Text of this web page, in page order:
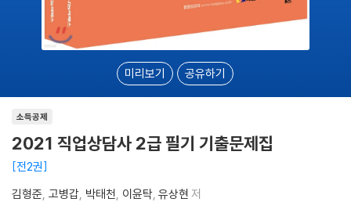
미리보기 공유하기
소득공제
2021 직업상담사 2급 필기 기출문제집
전2권
김형준 고병갑 박태천 이윤탁 유상현 저